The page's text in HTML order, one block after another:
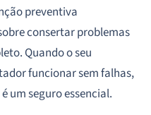
preventiva
consertar problemas
Quando o seu
funcionar sem falhas,
um seguro essencial.